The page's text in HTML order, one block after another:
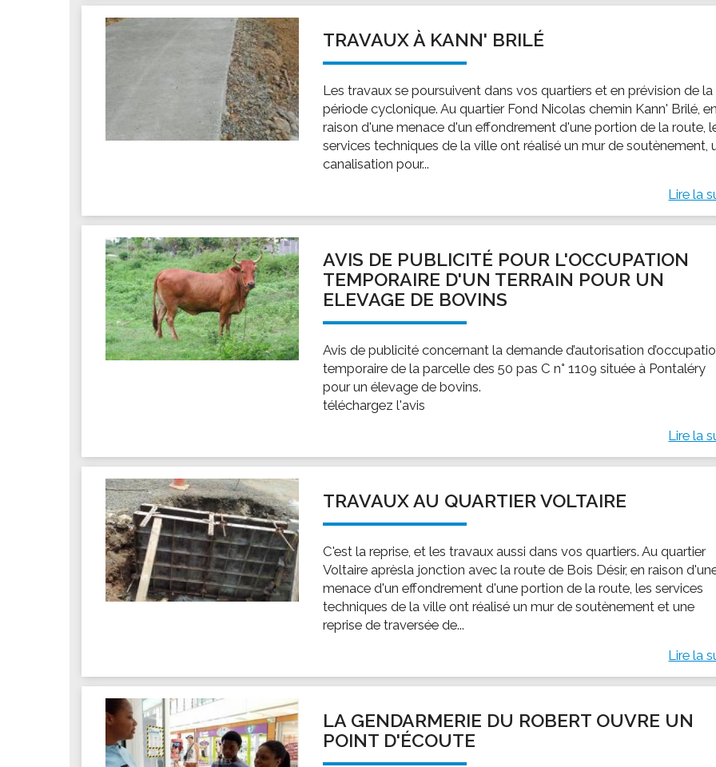
TRAVAUX À KANN' BRILÉ
Les travaux se poursuivent dans vos quartiers et en prévision de la
période cyclonique. Au quartier Fond Nicolas chemin Kann' Brilé, en
raison d'une menace d'un effondrement d'une portion de la route,
services techniques de la ville ont réalisé un mur de soutènement,
canalisation pour...
Lire la
AVIS DE PUBLICITÉ POUR L'OCCUPATION
TEMPORAIRE D'UN TERRAIN POUR UN
ELEVAGE DE BOVINS
Avis de publicité concernant la demande d’autorisation
temporaire de la parcelle des 50 pas C n° 1109 située à Pontaléry
pour un élevage de bovins.
téléchargez l'avis
Lire la
TRAVAUX AU QUARTIER VOLTAIRE
C'est la reprise, et les travaux aussi dans vos quartiers. Au quartier
Voltaire aprèsla jonction avec la route de Bois Désir, en raison
menace d'un effondrement d'une portion de la route, les services
techniques de la ville ont réalisé un mur de soutènement et une
reprise de traversée de...
Lire la
LA GENDARMERIE DU ROBERT OUVRE UN
POINT D'ÉCOUTE